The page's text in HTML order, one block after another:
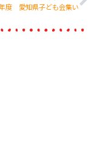
度 愛知県子ども会集い